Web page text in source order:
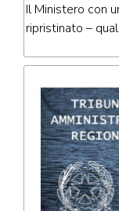
Il Ministero con
ripristinato –